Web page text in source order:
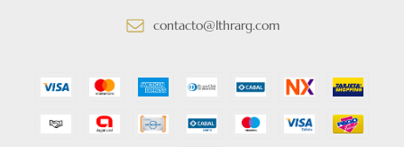
contacto@lthrarg.com